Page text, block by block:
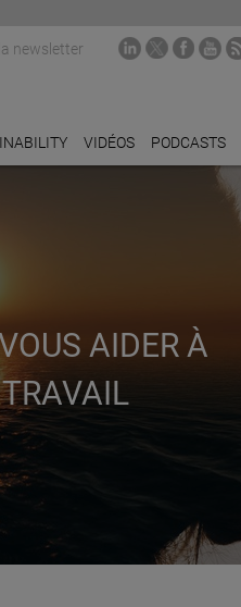
newsletter
VIDÉOS PODCASTS
AIDER À